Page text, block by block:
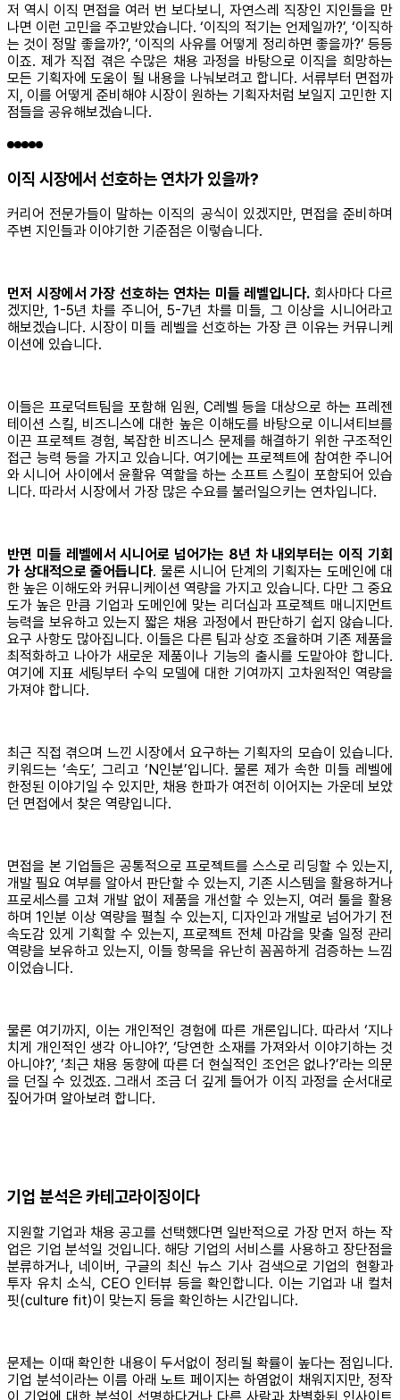
저 역시 이직 면접을 여러 번 보다보니, 자연스레 직장인 지인들을 만
나면 이런 고민을 주고받았습니다. ‘이직의 적기는 언제일까?’, ‘이직하
는 것이 정말 좋을까?’, ‘이직의 사유를 어떻게 정리하면 좋을까?’ 등등
이죠. 제가 직접 겪은 수많은 채용 과정을 바탕으로 이직을 희망하는
모든 기획자에 도움이 될 내용을 나눠보려고 합니다. 서류부터 면접까
지, 이를 어떻게 준비해야 시장이 원하는 기획자처럼 보일지 고민한 지
점들을 공유해보겠습니다.
이직 시장에서 선호하는 연차가 있을까?
커리어 전문가들이 말하는 이직의 공식이 있겠지만, 면접을 준비하며
주변 지인들과 이야기한 기준점은 이렇습니다.
먼저 시장에서 가장 선호하는 연차는 미들 레벨입니다. 회사마다 다르
겠지만, 1-5년 차를 주니어, 5-7년 차를 미들, 그 이상을 시니어라고
해보겠습니다. 시장이 미들 레벨을 선호하는 가장 큰 이유는 커뮤니케
이션에 있습니다.
이들은 프로덕트팀을 포함해 임원, C레벨 등을 대상으로 하는 프레젠
테이션 스킬, 비즈니스에 대한 높은 이해도를 바탕으로 이니셔티브를
이끈 프로젝트 경험, 복잡한 비즈니스 문제를 해결하기 위한 구조적인
접근 능력 등을 가지고 있습니다. 여기에는 프로젝트에 참여한 주니어
와 시니어 사이에서 윤활유 역할을 하는 소프트 스킬이 포함되어 있습
니다. 따라서 시장에서 가장 많은 수요를 불러일으키는 연차입니다.
반면 미들 레벨에서 시니어로 넘어가는 8년 차 내외부터는 이직 기회
가 상대적으로 줄어듭니다. 물론 시니어 단계의 기획자는 도메인에 대
한 높은 이해도와 커뮤니케이션 역량을 가지고 있습니다. 다만 그 중요
도가 높은 만큼 기업과 도메인에 맞는 리더십과 프로젝트 매니지먼트
능력을 보유하고 있는지 짧은 채용 과정에서 판단하기 쉽지 않습니다.
요구 사항도 많아집니다. 이들은 다른 팀과 상호 조율하며 기존 제품을
최적화하고 나아가 새로운 제품이나 기능의 출시를 도맡아야 합니다.
여기에 지표 세팅부터 수익 모델에 대한 기여까지 고차원적인 역량을
가져야 합니다.
최근 직접 겪으며 느낀 시장에서 요구하는 기획자의 모습이 있습니다.
키워드는 ‘속도’, 그리고 ‘N인분’입니다. 물론 제가 속한 미들 레벨에
한정된 이야기일 수 있지만, 채용 한파가 여전히 이어지는 가운데 보았
던 면접에서 찾은 역량입니다.
면접을 본 기업들은 공통적으로 프로젝트를 스스로 리딩할 수 있는지,
개발 필요 여부를 알아서 판단할 수 있는지, 기존 시스템을 활용하거나
프로세스를 고쳐 개발 없이 제품을 개선할 수 있는지, 여러 툴을 활용
하며 1인분 이상 역량을 펼칠 수 있는지, 디자인과 개발로 넘어가기 전
속도감 있게 기획할 수 있는지, 프로젝트 전체 마감을 맞출 일정 관리
역량을 보유하고 있는지, 이들 항목을 유난히 꼼꼼하게 검증하는 느낌
이었습니다.
물론 여기까지, 이는 개인적인 경험에 따른 개론입니다. 따라서 ‘지나
치게 개인적인 생각 아니야?’, ‘당연한 소재를 가져와서 이야기하는 것
아니야?’, ‘최근 채용 동향에 따른 더 현실적인 조언은 없나?’라는 의문
을 던질 수 있겠죠. 그래서 조금 더 깊게 들어가 이직 과정을 순서대로
짚어가며 알아보려 합니다.
기업 분석은 카테고라이징이다
지원할 기업과 채용 공고를 선택했다면 일반적으로 가장 먼저 하는 작
업은 기업 분석일 것입니다. 해당 기업의 서비스를 사용하고 장단점을
분류하거나, 네이버, 구글의 최신 뉴스 기사 검색으로 기업의 현황과
투자 유치 소식, CEO 인터뷰 등을 확인합니다. 이는 기업과 내 컬처
핏(culture fit)이 맞는지 등을 확인하는 시간입니다.
문제는 이때 확인한 내용이 두서없이 정리될 확률이 높다는 점입니다.
기업 분석이라는 이름 아래 노트 페이지는 하염없이 채워지지만, 정작
이 기업에 대한 분석이 선명하다거나 다른 사람과 차별화된 인사이트